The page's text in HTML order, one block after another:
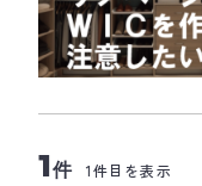
1件 1件目を表示